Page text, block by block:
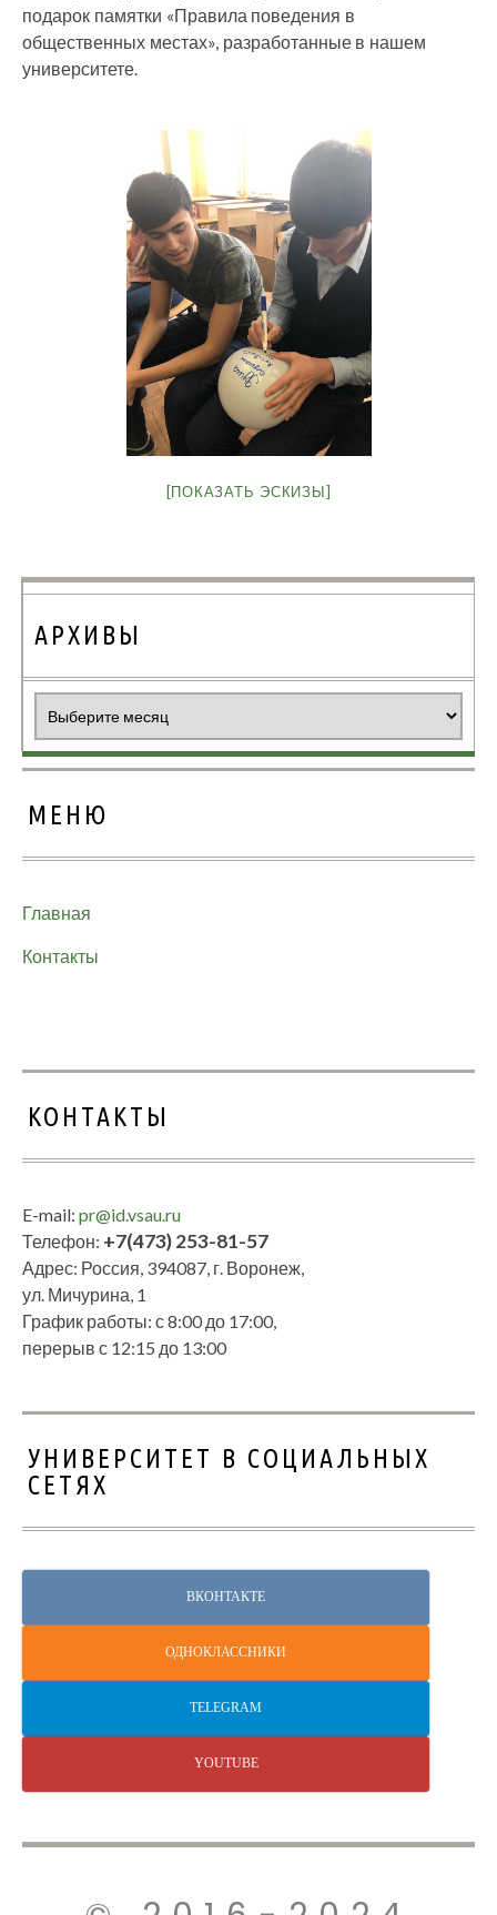
подарок памятки «Правила поведения в
общественных местах», разработанные в нашем
университете.
[ПОКАЗАТЬ ЭСКИЗЫ]
АРХИВЫ
МЕНЮ
Главная
Контакты
КОНТАКТЫ
E-mail: pr@id.vsau.ru
Телефон: +7(473) 253-81-57
Адрес: Россия, 394087, г. Воронеж,
ул. Мичурина, 1
График работы: с 8:00 до 17:00,
перерыв с 12:15 до 13:00
УНИВЕРСИТЕТ В СОЦИАЛЬНЫХ
СЕТЯХ
ВКОНТАКТЕ
ОДНОКЛАССНИКИ
TELEGRAM
YOUTUBE